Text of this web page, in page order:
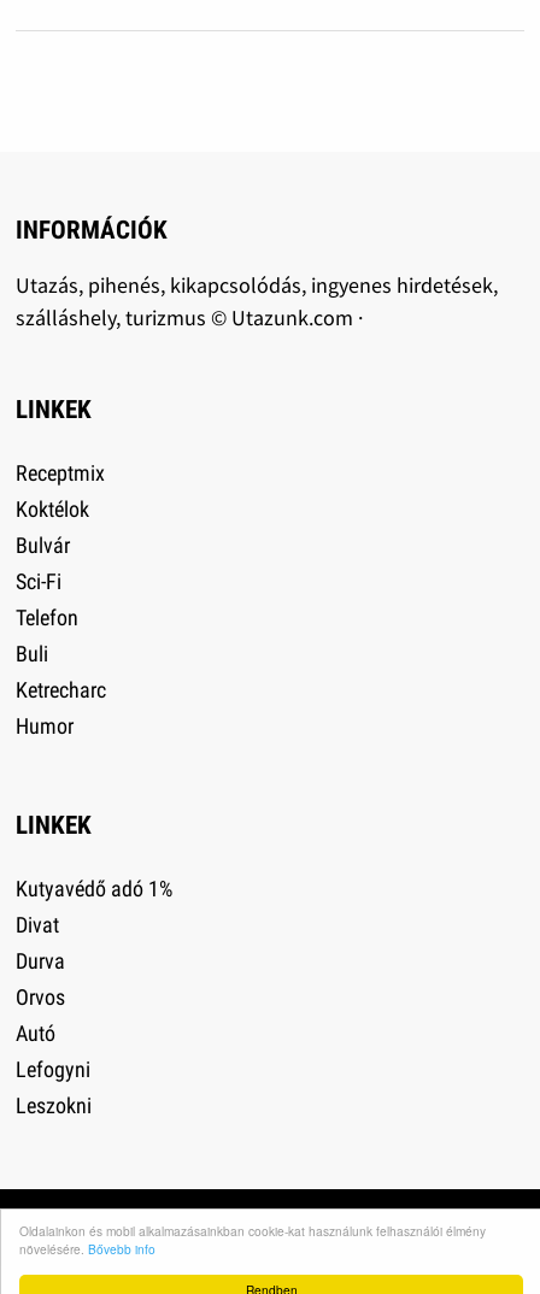
Rendben
Oldalainkon és mobil alkalmazásainkban cookie-kat használunk felhasználói élmény
növelésére. Bővebb info
INFORMÁCIÓK
Utazás, pihenés, kikapcsolódás, ingyenes hirdetések,
szálláshely, turizmus © Utazunk.com ·
LINKEK
Receptmix
Koktélok
Bulvár
Sci-Fi
Telefon
Buli
Ketrecharc
Humor
LINKEK
Kutyavédő adó 1%
Divat
Durva
Orvos
Autó
Lefogyni
Leszokni
Impresszum·Adatvédelem· Médiaajánlat·